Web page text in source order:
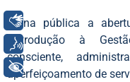
Torna pública a
“Introdução à
consciente,
aperfeiçoamento de
Libras
Voz
+